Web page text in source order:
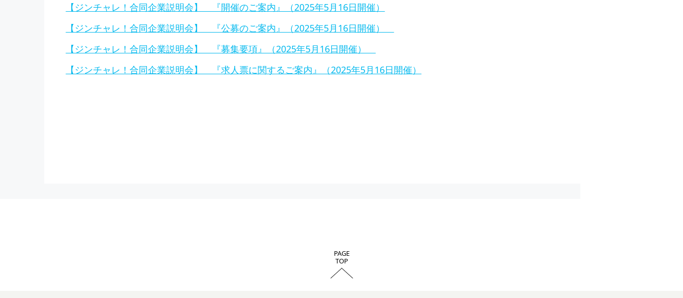
【ジンチャレ！合同企業説明会】 『開催のご案内』（2025年5月16日開催）
【ジンチャレ！合同企業説明会】 『公募のご案内』（2025年5月16日開催）
【ジンチャレ！合同企業説明会】 『募集要項』（2025年5月16日開催）
【ジンチャレ！合同企業説明会】 『求人票に関するご案内』（2025年5月16日開催）
PAGE
TOP